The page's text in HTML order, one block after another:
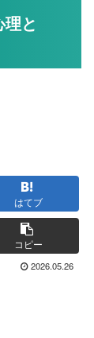
と
はてブ
コピー
2026.05.26